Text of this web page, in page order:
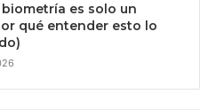
es solo un
qué entender esto lo